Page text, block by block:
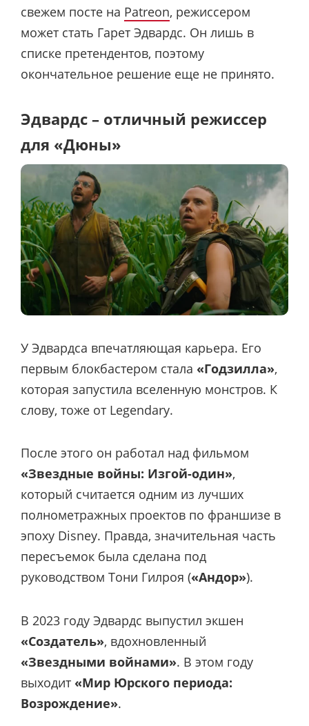
свежем посте на Patreon, режиссером
может стать Гарет Эдвардс. Он лишь в
списке претендентов, поэтому
окончательное решение еще не принято.
Эдвардс – отличный режиссер
для «Дюны»
У Эдвардса впечатляющая карьера. Его
первым блокбастером стала «Годзилла»,
которая запустила вселенную монстров. К
слову, тоже от Legendary.
После этого он работал над фильмом
«Звездные войны: Изгой-один»,
который считается одним из лучших
полнометражных проектов по франшизе в
эпоху Disney. Правда, значительная часть
пересъемок была сделана под
руководством Тони Гилроя («Андор»).
В 2023 году Эдвардс выпустил экшен
«Создатель», вдохновленный
«Звездными войнами». В этом году
выходит «Мир Юрского периода:
Возрождение».